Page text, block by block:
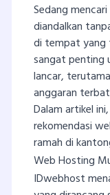
Sedang
diandalkan
di tempat yang
sangat penting
lancar,
anggaran
Dalam artikel
rekomendasi
ramah di
Web Hosting
IDwebhost